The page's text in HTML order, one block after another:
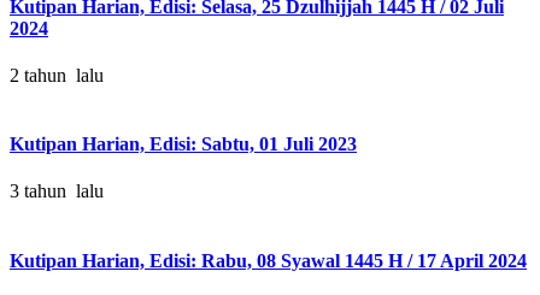
Kutipan Harian, Edisi: Selasa, 25 Dzulhijjah 1445 H / 02 Juli
2024
2 tahun lalu
Kutipan Harian, Edisi: Sabtu, 01 Juli 2023
3 tahun lalu
Kutipan Harian, Edisi: Rabu, 08 Syawal 1445 H / 17 April 2024